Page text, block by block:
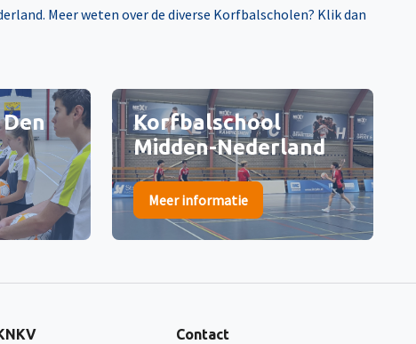
Meer weten over de diverse Korfbalscholen? Klik dan
Korfbalschool
Midden-Nederland
Meer informatie
Contact